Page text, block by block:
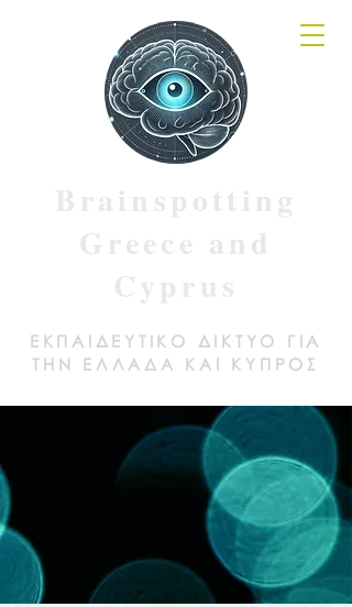
ΕΚΠΑΙΔΕΥΤΙΚΟ ΔΙΚΤΥΟ ΓΙΑ
ΤΗΝ ΕΛΛΑΔΑ ΚΑΙ ΚΥΠΡΟΣ